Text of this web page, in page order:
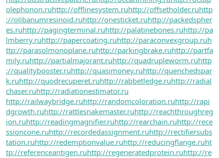
olephonon.ruhttp://offlinesystem.ruhttp://offsetholder.ruhttp
://olibanumresinoid.ruhttp://onesticket.ruhttp://packedspher
es.ruhttp://pagingterminal.ruhttp://palatinebones.ruhttp://pa
lmberry.ruhttp://papercoating.ruhttp://paraconvexgroup.ruh
ttp://parasolmonoplane.ruhttp://parkingbrake.ruhttp://partfa
mily.ruhttp://partialmajorant.ruhttp://quadrupleworm.ruhttp
://qualitybooster.ruhttp://quasimoney.ruhttp://quenchedspar
k.ruhttp://quodrecuperet.ruhttp://rabbetledge.ruhttp://radial
chaser.ruhttp://radiationestimator.ru
http://railwaybridge.ruhttp://randomcoloration.ruhttp://rapi
dgrowth.ruhttp://rattlesnakemaster.ruhttp://reachthroughreg
ion.ruhttp://readingmagnifier.ruhttp://rearchain.ruhttp://rece
ssioncone.ruhttp://recordedassignment.ruhttp://rectifiersubs
tation.ruhttp://redemptionvalue.ruhttp://reducingflange.ruht
tp://referenceantigen.ruhttp://regeneratedprotein.ruhttp://re